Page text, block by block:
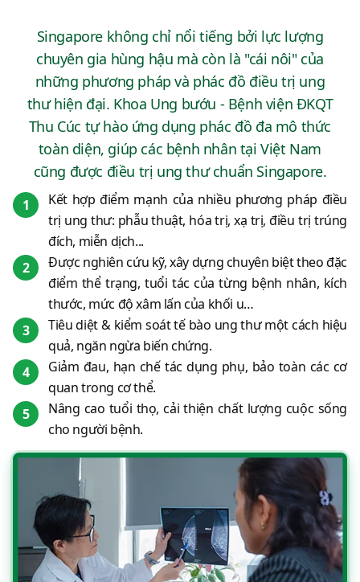
Singapore không chỉ nổi tiếng bởi lực lượng
chuyên gia hùng hậu mà còn là "cái nôi" của
những phương pháp và phác đồ điều trị ung
thư hiện đại. Khoa Ung bướu - Bệnh viện ĐKQT
Thu Cúc tự hào ứng dụng phác đồ đa mô thức
toàn diện, giúp các bệnh nhân tại Việt Nam
cũng được điều trị ung thư chuẩn Singapore.
1
Kết hợp điểm mạnh của nhiều phương pháp điều
trị ung thư: phẫu thuật, hóa trị, xạ trị, điều trị trúng
đích, miễn dịch...
2
Được nghiên cứu kỹ, xây dựng chuyên biệt theo đặc
điểm thể trạng, tuổi tác của từng bệnh nhân, kích
thước, mức độ xâm lấn của khối u…
3
Tiêu diệt & kiểm soát tế bào ung thư một cách hiệu
quả, ngăn ngừa biến chứng.
4
Giảm đau, hạn chế tác dụng phụ, bảo toàn các cơ
quan trong cơ thể.
5
Nâng cao tuổi thọ, cải thiện chất lượng cuộc sống
cho người bệnh.